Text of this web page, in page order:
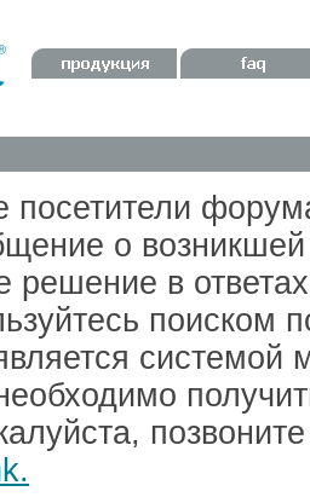
посетители
о
решение в
поиском
системой